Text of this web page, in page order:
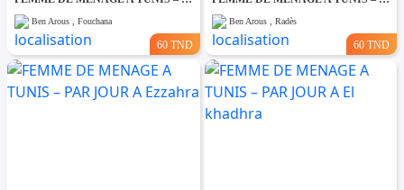
Ben Arous , Fouchana
60 TND
Ben Arous , Radès
60 TND